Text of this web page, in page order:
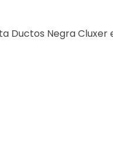
Ductos Negra Cluxer